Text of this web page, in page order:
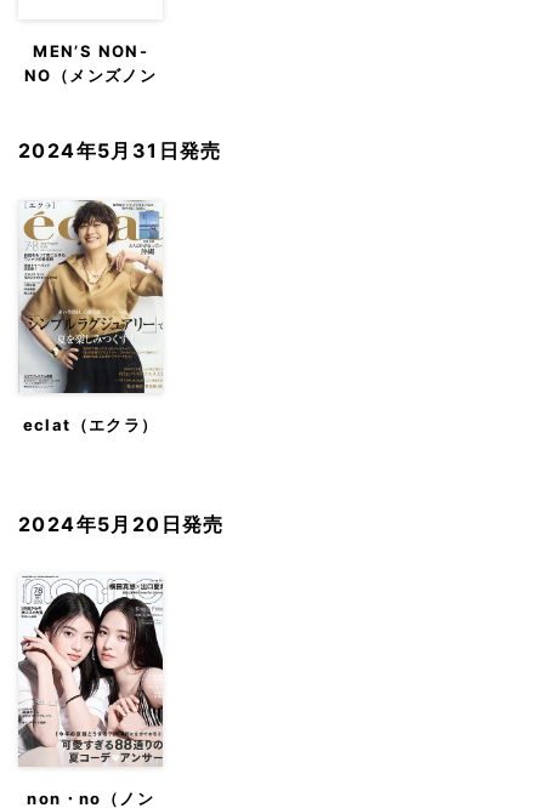
MEN’S NON-
NO（メンズノン
2024年5月31日発売
eclat（エクラ）
2024年5月20日発売
non・no（ノン